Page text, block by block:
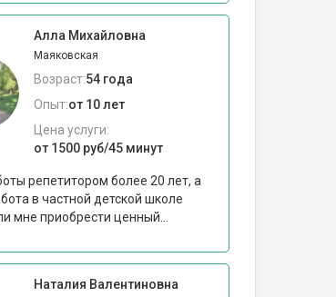
Алла Михайловна
Маяковская
Возраст:54 года
Опыт:от 10 лет
Цена услуги:
от 1500 руб/45 минут
репетитором более 20 лет, а
в частной детской школе
мне приобрести ценный...
Наталия Валентиновна